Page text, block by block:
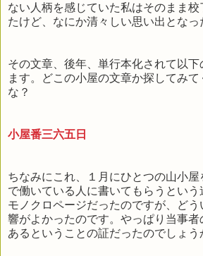
ない人柄を感じていた私はそのまま
たけど、なにか清々しい思い出となっ
その文章、後年、単行本化されて以
ます。どこの小屋の文章か探してみ
な？
小屋番三六五日
ちなみにこれ、１月にひとつの山小屋
で働いている人に書いてもらうとい
モノクロページだったのですが、どう
響がよかったのです。やっぱり当事
あるということの証だったのでしょう